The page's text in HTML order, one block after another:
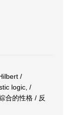
/
logic, /
合的性格 / 反